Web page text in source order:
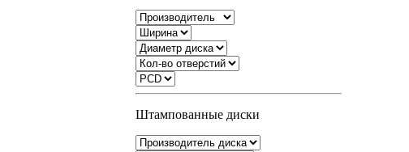
Штампованные диски